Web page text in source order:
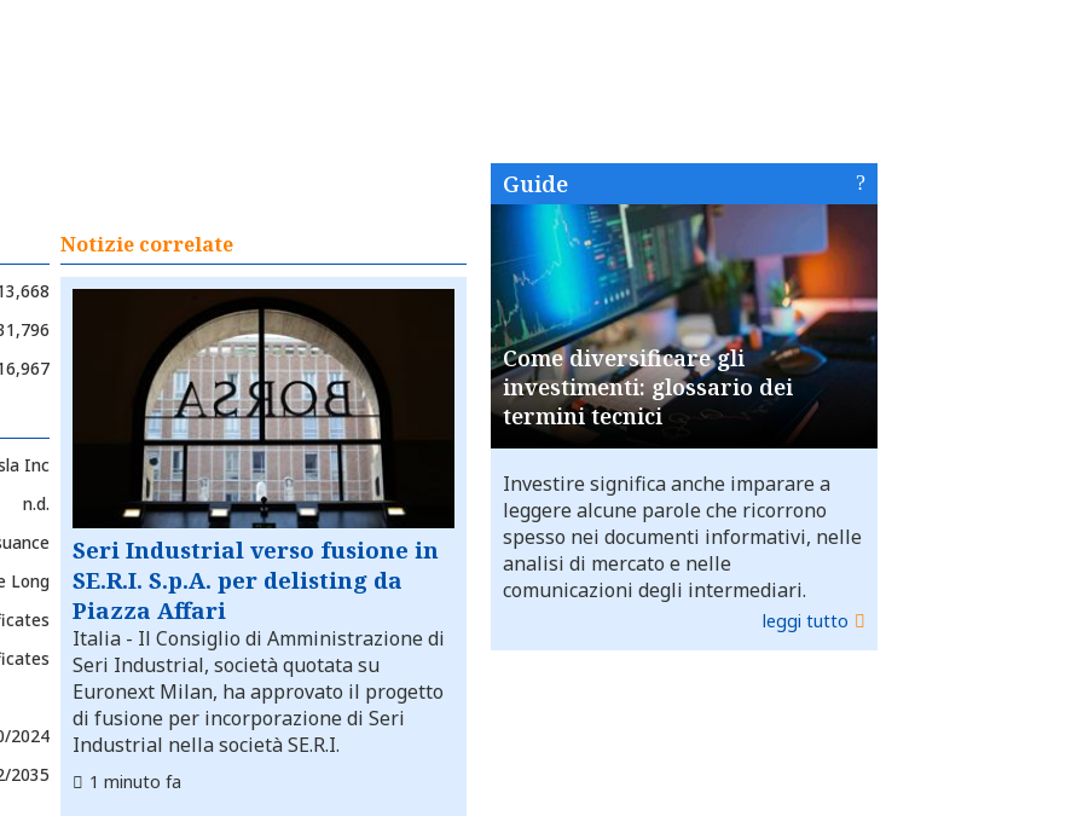
Inc
n.d.
Long
2024
2035
Notizie correlate
Seri Industrial verso fusione in
SE.R.I. S.p.A. per delisting da
Piazza Affari
Italia - Il Consiglio di Amministrazione di
Seri Industrial, società quotata su
Euronext Milan, ha approvato il progetto
di fusione per incorporazione di Seri
Industrial nella società SE.R.I.
1 minuto fa
Guide
Come diversificare gli
investimenti: glossario dei
termini tecnici
Investire significa anche imparare a
leggere alcune parole che ricorrono
spesso nei documenti informativi, nelle
analisi di mercato e nelle
comunicazioni degli intermediari.
leggi tutto